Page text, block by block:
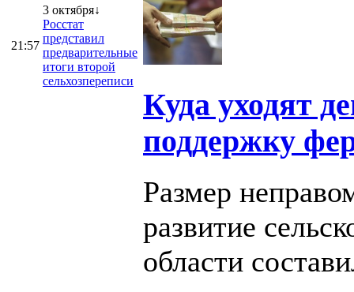
21:57
3 октября↓
Росстат
представил
предварительные
итоги второй
сельхозпереписи
Куда уходят
поддержку
Размер
развитие
области